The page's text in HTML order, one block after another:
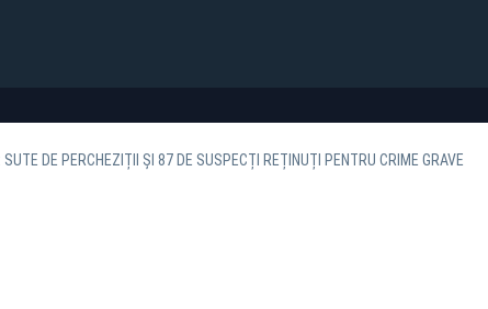
DE PERCHEZIȚII ȘI 87 DE SUSPECȚI REȚINUȚI PENTRU CRIME GRAVE